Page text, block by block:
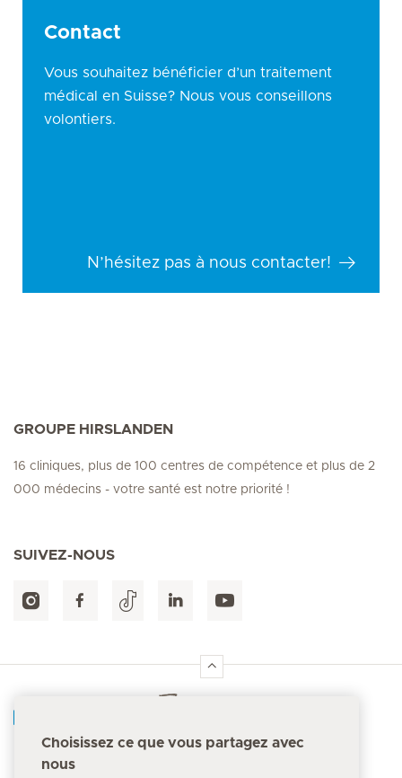
Contact
Vous souhaitez bénéficier d’un traitement
médical en Suisse? Nous vous conseillons
volontiers.
N’hésitez pas à nous contacter!
GROUPE HIRSLANDEN
16 cliniques, plus de 100 centres de compétence et plus de 2
000 médecins - votre santé est notre priorité !
SUIVEZ-NOUS
Numéro d'urgence
Choisissez ce que vous partagez avec
nous